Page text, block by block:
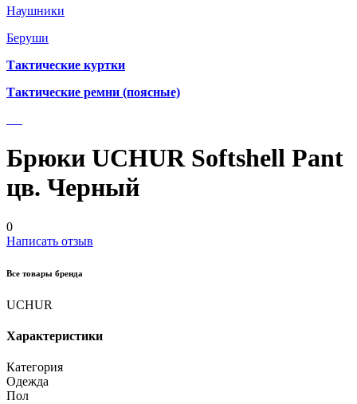
Наушники
Беруши
Тактические куртки
Тактические ремни (поясные)
Брюки UCHUR Softshell Pant
цв. Черный
0
Написать отзыв
Все товары бренда
UCHUR
Характеристики
Категория
Одежда
Пол